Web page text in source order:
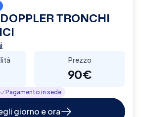
TRONCHI
Prezzo
90€
Pagamento in sede
giorno e ora